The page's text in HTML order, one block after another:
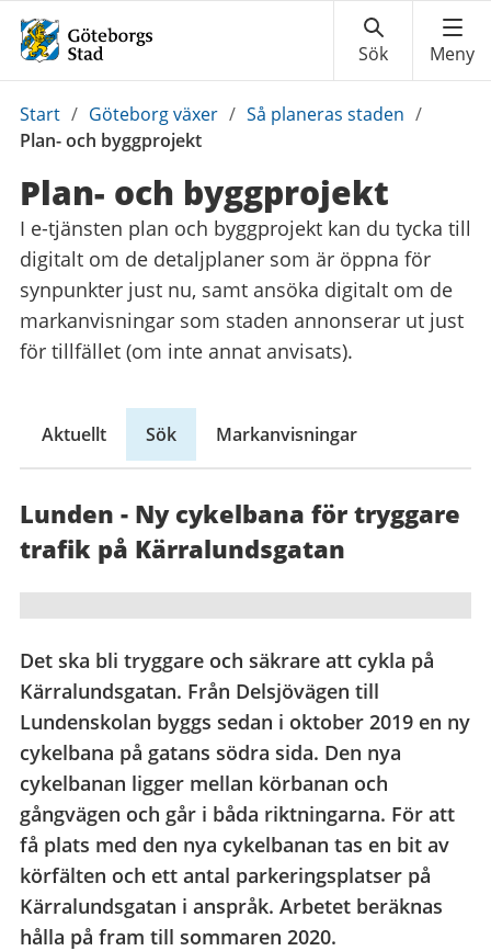
Du
är
Start / Göteborg växer / Så planeras staden /
Plan- och byggprojekt
Plan- och byggprojekt
I e-tjänsten plan och byggprojekt kan du tycka till
digitalt om de detaljplaner som är öppna för
synpunkter just nu, samt ansöka digitalt om de
markanvisningar som staden annonserar ut just
för tillfället (om inte annat anvisats).
Aktuellt Sök Markanvisningar
Lunden - Ny cykelbana för tryggare
trafik på Kärralundsgatan
Det ska bli tryggare och säkrare att cykla på
Kärralundsgatan. Från Delsjövägen till
Lundenskolan byggs sedan i oktober 2019 en ny
cykelbana på gatans södra sida. Den nya
cykelbanan ligger mellan körbanan och
gångvägen och går i båda riktningarna. För att
få plats med den nya cykelbanan tas en bit av
körfälten och ett antal parkeringsplatser på
Kärralundsgatan i anspråk. Arbetet beräknas
hålla på fram till sommaren 2020.